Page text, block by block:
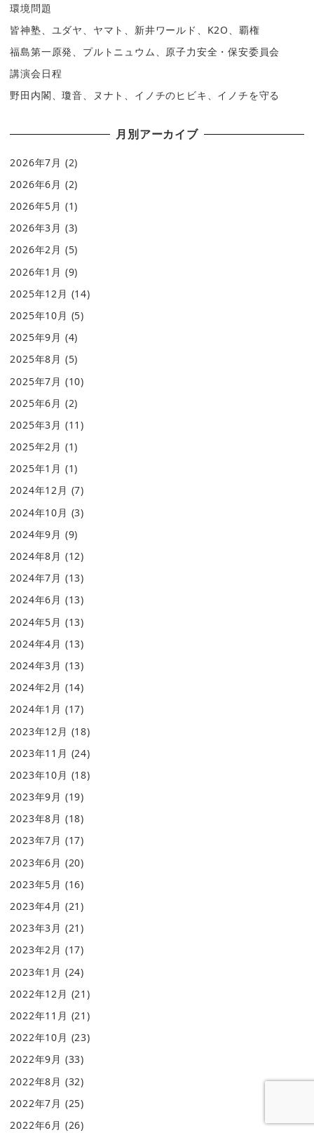
環境問題
皆神塾、ユダヤ、ヤマト、新井ワールド、K2O、覇権
福島第一原発、プルトニュウム、原子力安全・保安委員会
講演会日程
野田内閣、瓊音、ヌナト、イノチのヒビキ、イノチを守る
月別アーカイブ
2026年7月 (2)
2026年6月 (2)
2026年5月 (1)
2026年3月 (3)
2026年2月 (5)
2026年1月 (9)
2025年12月 (14)
2025年10月 (5)
2025年9月 (4)
2025年8月 (5)
2025年7月 (10)
2025年6月 (2)
2025年3月 (11)
2025年2月 (1)
2025年1月 (1)
2024年12月 (7)
2024年10月 (3)
2024年9月 (9)
2024年8月 (12)
2024年7月 (13)
2024年6月 (13)
2024年5月 (13)
2024年4月 (13)
2024年3月 (13)
2024年2月 (14)
2024年1月 (17)
2023年12月 (18)
2023年11月 (24)
2023年10月 (18)
2023年9月 (19)
2023年8月 (18)
2023年7月 (17)
2023年6月 (20)
2023年5月 (16)
2023年4月 (21)
2023年3月 (21)
2023年2月 (17)
2023年1月 (24)
2022年12月 (21)
2022年11月 (21)
2022年10月 (23)
2022年9月 (33)
2022年8月 (32)
2022年7月 (25)
2022年6月 (26)